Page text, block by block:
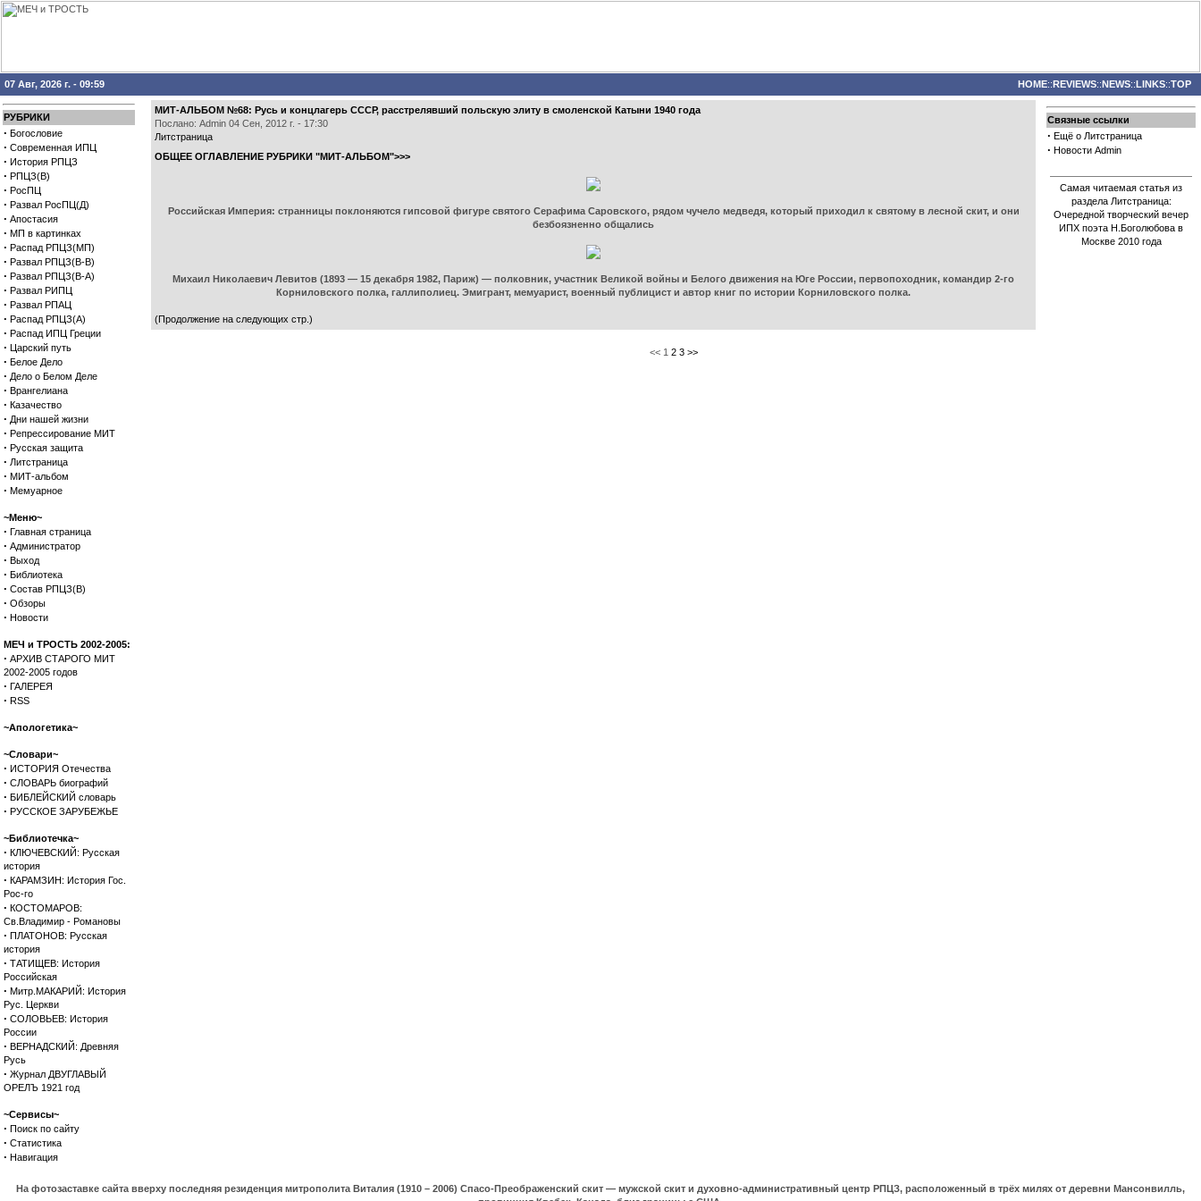
07 Авг, 2026 г. - 09:59 HOME::REVIEWS::NEWS::LINKS::TOP
РУБРИКИ
· Богословие
· Современная ИПЦ
· История РПЦЗ
· РПЦЗ(В)
· РосПЦ
· Развал РосПЦ(Д)
· Апостасия
· МП в картинках
· Распад РПЦЗ(МП)
· Развал РПЦЗ(В-В)
· Развал РПЦЗ(В-А)
· Развал РИПЦ
· Развал РПАЦ
· Распад РПЦЗ(А)
· Распад ИПЦ Греции
· Царский путь
· Белое Дело
· Дело о Белом Деле
· Врангелиана
· Казачество
· Дни нашей жизни
· Репрессирование МИТ
· Русская защита
· Литстраница
· МИТ-альбом
· Мемуарное
~Меню~
· Главная страница
· Администратор
· Выход
· Библиотека
· Состав РПЦЗ(В)
· Обзоры
· Новости
МЕЧ и ТРОСТЬ 2002-2005:
· АРХИВ СТАРОГО МИТ
2002-2005 годов
· ГАЛЕРЕЯ
· RSS
~Апологетика~
~Словари~
· ИСТОРИЯ Отечества
· СЛОВАРЬ биографий
· БИБЛЕЙСКИЙ словарь
· РУССКОЕ ЗАРУБЕЖЬЕ
~Библиотечка~
· КЛЮЧЕВСКИЙ: Русская
история
· КАРАМЗИН: История Гос.
Рос-го
· КОСТОМАРОВ:
Св.Владимир - Романовы
· ПЛАТОНОВ: Русская
история
· ТАТИЩЕВ: История
Российская
· Митр.МАКАРИЙ: История
Рус. Церкви
· СОЛОВЬЕВ: История
России
· ВЕРНАДСКИЙ: Древняя
Русь
· Журнал ДВУГЛАВЫЙ
ОРЕЛЪ 1921 год
~Сервисы~
· Поиск по сайту
· Статистика
· Навигация
МИТ-АЛЬБОМ №68: Русь и концлагерь СССР, расстрелявший польскую элиту в смоленской Катыни 1940 года
Послано: Admin 04 Сен, 2012 г. - 17:30
Литстраница
ОБЩЕЕ ОГЛАВЛЕНИЕ РУБРИКИ "МИТ-АЛЬБОМ">>>
Российская Империя: cтранницы поклоняются гипсовой фигуре святого Серафима Саровского, рядом чучело медведя, который приходил к святому в лесной скит, и они
безбоязненно общались
Михаил Николаевич Левитов (1893 — 15 декабря 1982, Париж) — полковник, участник Великой войны и Белого движения на Юге России, первопоходник, командир 2-го
Корниловского полка, галлиполиец. Эмигрант, мемуарист, военный публицист и автор книг по истории Корниловского полка.
(Продолжение на следующих стр.)
Связные ссылки
· Ещё о Литстраница
· Новости Admin
Самая читаемая статья из
раздела Литстраница:
Очередной творческий вечер
ИПХ поэта Н.Боголюбова в
Москве 2010 года
<< 1 2 3 >>
На фотозаставке сайта вверху последняя резиденция митрополита Виталия (1910 – 2006) Спасо-Преображенский скит — мужской скит и духовно-административный центр РПЦЗ, расположенный в трёх милях от деревни Мансонвилль,